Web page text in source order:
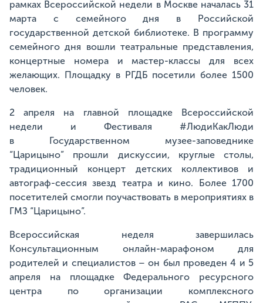
рамках Всероссийской недели в Москве началась 31
марта с семейного дня в Российской
государственной детской библиотеке. В программу
семейного дня вошли театральные представления,
концертные номера и мастер-классы для всех
желающих. Площадку в РГДБ посетили более 1500
человек.
2 апреля на главной площадке Всероссийской
недели и Фестиваля #ЛюдиКакЛюди
в Государственном музее-заповеднике
“Царицыно” прошли дискуссии, круглые столы,
традиционный концерт детских коллективов и
автограф-сессия звезд театра и кино. Более 1700
посетителей смогли поучаствовать в мероприятиях в
ГМЗ “Царицыно”.
Всероссийская неделя завершилась
Консультационным онлайн-марафоном для
родителей и специалистов – он был проведен 4 и 5
апреля на площадке Федерального ресурсного
центра по организации комплексного